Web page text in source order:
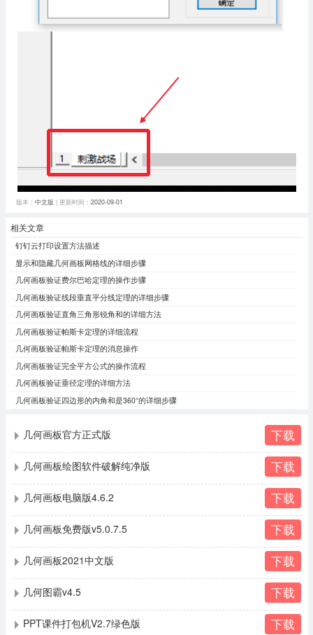
版本： 中文版 | 更新时间： 2020-09-01
相关文章
钉钉云打印设置方法描述
显示和隐藏几何画板网格线的详细步骤
几何画板验证费尔巴哈定理的操作步骤
几何画板验证线段垂直平分线定理的详细步骤
几何画板验证直角三角形锐角和的详细方法
几何画板验证帕斯卡定理的详细流程
几何画板验证帕斯卡定理的消息操作
几何画板验证完全平方公式的操作流程
几何画板验证垂径定理的详细方法
几何画板验证四边形的内角和是360°的详细步骤
几何画板官方正式版 下载
几何画板绘图软件破解纯净版 下载
几何画板电脑版4.6.2 下载
几何画板免费版v5.0.7.5 下载
几何画板2021中文版 下载
几何图霸v4.5 下载
PPT课件打包机V2.7绿色版 下载